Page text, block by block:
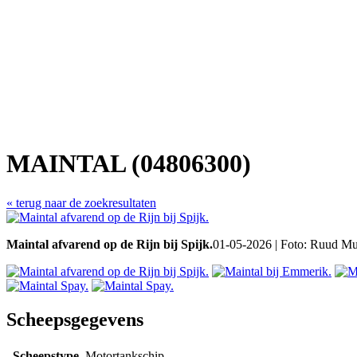
MAINTAL (04806300)
« terug naar de zoekresultaten
Maintal afvarend op de Rijn bij Spijk.01-05-2026 | Foto: Ruud
Scheepsgegevens